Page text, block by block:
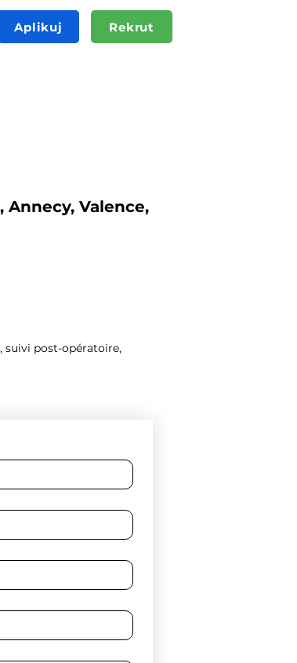
Aplikuj Rekrut
Valence,
suivi post-opératoire,